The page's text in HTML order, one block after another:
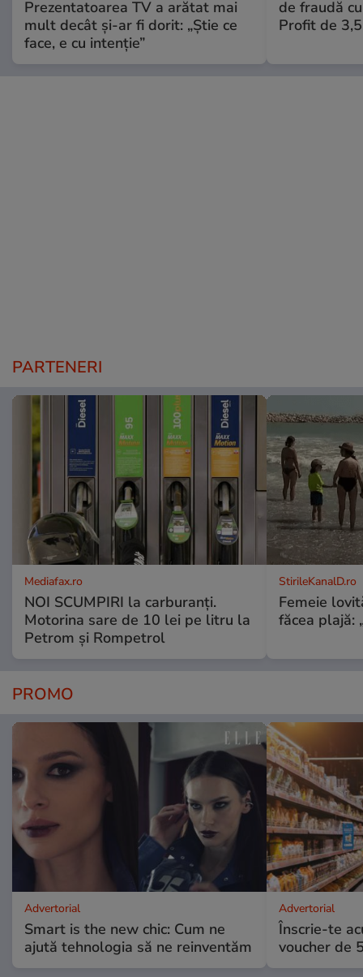
Prezentatoarea TV a arătat mai
mult decât și-ar fi dorit: „Știe ce
face, e cu intenție”
de fraudă
Profit de
PARTENERI
Mediafax.ro
NOI SCUMPIRI la carburanți.
Motorina sare de 10 lei pe litru la
Petrom și Rompetrol
StirileKanalD.ro
Femeie
făcea plajă:
PROMO
Advertorial
Smart is the new chic: Cum ne
ajută tehnologia să ne reinventăm
Advertorial
Înscrie-te
voucher de